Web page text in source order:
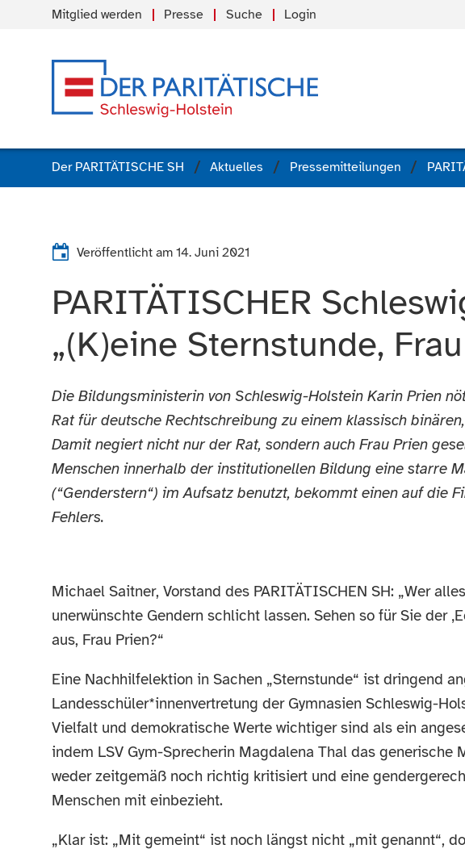
Mitglied werden Presse Suche Login
Der PARITÄTISCHE SH Aktuelles Pressemitteilungen
Veröffentlicht am14. Juni 2021
PARITÄTISCHER
„(K)eine Sternstunde,
Die Bildungsministerin von Schleswig-Holstein Karin Prien
Rat für deutsche Rechtschreibung zu einem klassisch
Damit negiert nicht nur der Rat, sondern auch Frau Prien
Menschen innerhalb der institutionellen Bildung eine starre
(“Genderstern“) im Aufsatz benutzt, bekommt einen auf die
Fehlers.
Michael Saitner, Vorstand des PARITÄTISCHEN SH: „Wer
unerwünschte Gendern schlicht lassen. Sehen so für Sie der
aus, Frau Prien?“
Eine Nachhilfelektion in Sachen „Sternstunde“ ist dringend
Landesschüler*innenvertretung der Gymnasien Schleswig-
Vielfalt und demokratische Werte wichtiger sind als ein
indem LSV Gym-Sprecherin Magdalena Thal das generische
weder zeitgemäß noch richtig kritisiert und eine
Menschen mit einbezieht.
„Klar ist: „Mit gemeint“ ist noch längst nicht „mit genannt“,